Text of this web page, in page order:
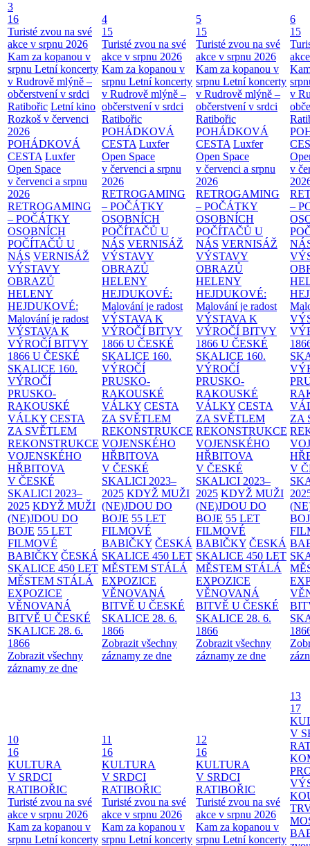
3
16
Turisté zvou na své
akce v srpnu 2026
Kam za kopanou v
srpnu Letní koncerty
v Rudrově mlýně –
občerstvení v srdci
Ratibořic Letní kino
Rozkoš v červenci
2026
POHÁDKOVÁ
CESTA Luxfer
Open Space
v červenci a srpnu
2026
RETROGAMING
– POČÁTKY
OSOBNÍCH
POČÍTAČŮ U
NÁS VERNISÁŽ
VÝSTAVY
OBRAZŮ
HELENY
HEJDUKOVÉ:
Malování je radost
VÝSTAVA K
VÝROČÍ BITVY
1866 U ČESKÉ
SKALICE 160.
VÝROČÍ
PRUSKO-
RAKOUSKÉ
VÁLKY CESTA
ZA SVĚTLEM
REKONSTRUKCE
VOJENSKÉHO
HŘBITOVA
V ČESKÉ
SKALICI 2023–
2025 KDYŽ MUŽI
(NE)JDOU DO
BOJE 55 LET
FILMOVÉ
BABIČKY ČESKÁ
SKALICE 450 LET
MĚSTEM STÁLÁ
EXPOZICE
VĚNOVANÁ
BITVĚ U ČESKÉ
SKALICE 28. 6.
1866
Zobrazit všechny
záznamy ze dne
4
15
Turisté zvou na své
akce v srpnu 2026
Kam za kopanou v
srpnu Letní koncerty
v Rudrově mlýně –
občerstvení v srdci
Ratibořic
POHÁDKOVÁ
CESTA Luxfer
Open Space
v červenci a srpnu
2026
RETROGAMING
– POČÁTKY
OSOBNÍCH
POČÍTAČŮ U
NÁS VERNISÁŽ
VÝSTAVY
OBRAZŮ
HELENY
HEJDUKOVÉ:
Malování je radost
VÝSTAVA K
VÝROČÍ BITVY
1866 U ČESKÉ
SKALICE 160.
VÝROČÍ
PRUSKO-
RAKOUSKÉ
VÁLKY CESTA
ZA SVĚTLEM
REKONSTRUKCE
VOJENSKÉHO
HŘBITOVA
V ČESKÉ
SKALICI 2023–
2025 KDYŽ MUŽI
(NE)JDOU DO
BOJE 55 LET
FILMOVÉ
BABIČKY ČESKÁ
SKALICE 450 LET
MĚSTEM STÁLÁ
EXPOZICE
VĚNOVANÁ
BITVĚ U ČESKÉ
SKALICE 28. 6.
1866
Zobrazit všechny
záznamy ze dne
5
15
Turisté zvou na své
akce v srpnu 2026
Kam za kopanou v
srpnu Letní koncerty
v Rudrově mlýně –
občerstvení v srdci
Ratibořic
POHÁDKOVÁ
CESTA Luxfer
Open Space
v červenci a srpnu
2026
RETROGAMING
– POČÁTKY
OSOBNÍCH
POČÍTAČŮ U
NÁS VERNISÁŽ
VÝSTAVY
OBRAZŮ
HELENY
HEJDUKOVÉ:
Malování je radost
VÝSTAVA K
VÝROČÍ BITVY
1866 U ČESKÉ
SKALICE 160.
VÝROČÍ
PRUSKO-
RAKOUSKÉ
VÁLKY CESTA
ZA SVĚTLEM
REKONSTRUKCE
VOJENSKÉHO
HŘBITOVA
V ČESKÉ
SKALICI 2023–
2025 KDYŽ MUŽI
(NE)JDOU DO
BOJE 55 LET
FILMOVÉ
BABIČKY ČESKÁ
SKALICE 450 LET
MĚSTEM STÁLÁ
EXPOZICE
VĚNOVANÁ
BITVĚ U ČESKÉ
SKALICE 28. 6.
1866
Zobrazit všechny
záznamy ze dne
6
15
v
v
–
ZA
V
10
16
KULTURA
V SRDCI
RATIBOŘIC
Turisté zvou na své
akce v srpnu 2026
Kam za kopanou v
srpnu Letní koncerty
11
16
KULTURA
V SRDCI
RATIBOŘIC
Turisté zvou na své
akce v srpnu 2026
Kam za kopanou v
srpnu Letní koncerty
12
16
KULTURA
V SRDCI
RATIBOŘIC
Turisté zvou na své
akce v srpnu 2026
Kam za kopanou v
srpnu Letní koncerty
13
17
V